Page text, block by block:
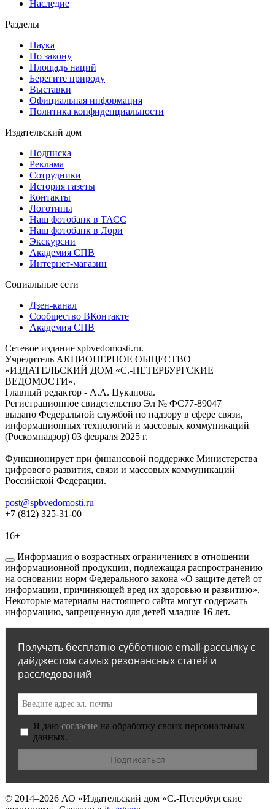
Наследие
Разделы
Наука
По закону
Площадь наций
Берегите природу
Выставки
Официальная информация
Политика конфиденциальности
Издательский дом
Подписка
Реклама
Сотрудники
История газеты
Контакты
Логотипы
Наш фотобанк в ТАСС
Наш фотобанк в Лори
Экскурсии
Академия СПВ
Интернет-магазин
Социальные сети
Дзен-канал
Сообщество ВКонтакте
Академия СПВ
Сетевое издание spbvedomosti.ru.
Учредитель АКЦИОНЕРНОЕ ОБЩЕСТВО
«ИЗДАТЕЛЬСКИЙ ДОМ «С.-ПЕТЕРБУРГСКИЕ
ВЕДОМОСТИ».
Главный редактор - А.А. Цуканова.
Регистрационное свидетельство Эл № ФС77-89047
выдано Федеральной службой по надзору в сфере связи,
информационных технологий и массовых коммуникаций
(Роскомнадзор) 03 февраля 2025 г.
Функционирует при финансовой поддержке Министерства
цифрового развития, связи и массовых коммуникаций
Российской Федерации.
post@spbvedomosti.ru
+7 (812) 325-31-00
16+
Информация о возрастных ограничениях в отношении
информационной продукции, подлежащая распространению
на основании норм Федерального закона «О защите детей от
информации, причиняющей вред их здоровью и развитию».
Некоторые материалы настоящего сайта могут содержать
информацию, запрещенную для детей младше 16 лет.
Получать бесплатно субботнюю email-рассылку с
дайджестом самых резонансных статей и
расследований
Я даю согласие на обработку своих персональных
данных.
© 2014–2026 АО «Издательский дом «С.-Петербургские